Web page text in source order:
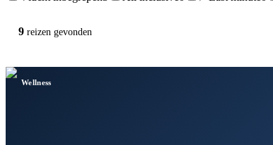
9 reizen gevonden
Wellness